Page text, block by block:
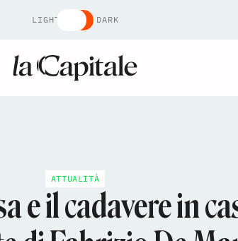
LIGHT DARK
ATTUALITÀ
e il cadavere in